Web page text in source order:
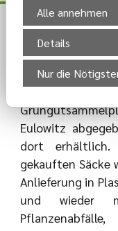
Eulowitz
dort
gekauften Säcke
Anlieferung in
und wieder
Alle annehmen
Details
Nur die